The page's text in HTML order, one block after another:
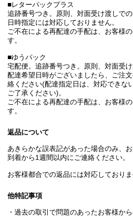
■レターパックプラス
追跡番号つき。原則、対面受け渡しでの
日時指定には対応しておりません。
ご不在による再配達の手配は、お客様
す。
■ゆうパック
宅配便。追跡番号つき。原則、対面受け
配達希望日時がございましたら、ご注
絡ください(配達指定日は、対応できな
ご了承ください)。
ご不在による再配達の手配は、お客様
す。
返品について
あきらかな誤表記があった場合のみ、お
到着から1週間以内にご連絡ください。
お客様都合での返品には対応しておりま
他特記事項
・過去の取引で問題のあったお客様か